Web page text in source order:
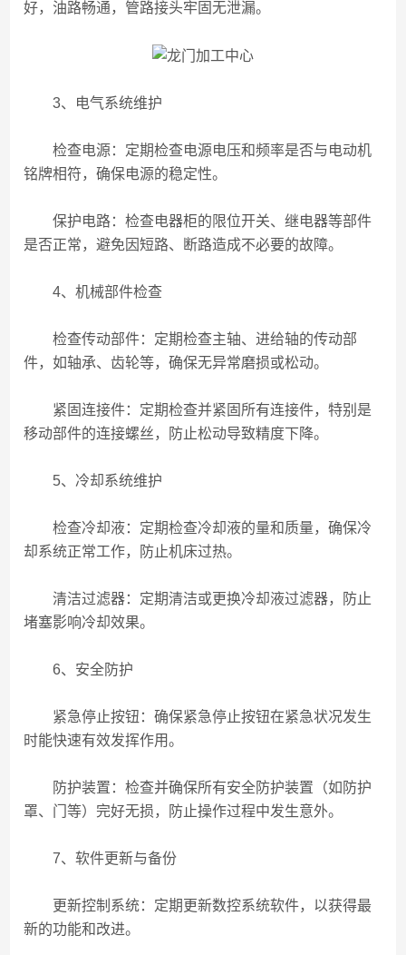
好，油路畅通，管路接头牢固无泄漏。
3、电气系统维护
检查电源：定期检查电源电压和频率是否与电动机
铭牌相符，确保电源的稳定性。
保护电路：检查电器柜的限位开关、继电器等部件
是否正常，避免因短路、断路造成不必要的故障。
4、机械部件检查
检查传动部件：定期检查主轴、进给轴的传动部
件，如轴承、齿轮等，确保无异常磨损或松动。
紧固连接件：定期检查并紧固所有连接件，特别是
移动部件的连接螺丝，防止松动导致精度下降。
5、冷却系统维护
检查冷却液：定期检查冷却液的量和质量，确保冷
却系统正常工作，防止机床过热。
清洁过滤器：定期清洁或更换冷却液过滤器，防止
堵塞影响冷却效果。
6、安全防护
紧急停止按钮：确保紧急停止按钮在紧急状况发生
时能快速有效发挥作用。
防护装置：检查并确保所有安全防护装置（如防护
罩、门等）完好无损，防止操作过程中发生意外。
7、软件更新与备份
更新控制系统：定期更新数控系统软件，以获得最
新的功能和改进。